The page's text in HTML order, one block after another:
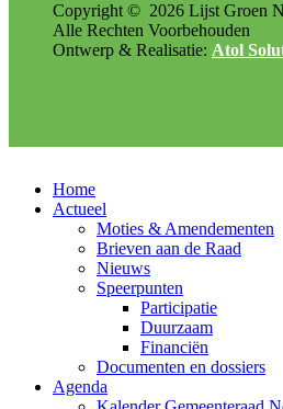
Copyright © 2026 Lijst Groen
Alle Rechten Voorbehouden
Ontwerp & Realisatie: Atol
Home
Actueel
Moties & Amendementen
Brieven aan de Raad
Nieuws
Speerpunten
Participatie
Duurzaam
Financiën
Documenten en dossiers
Agenda